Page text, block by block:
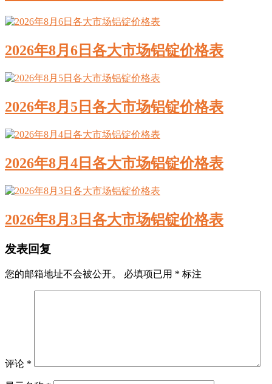
2026年8月6日各大市场铝锭价格表
2026年8月5日各大市场铝锭价格表
2026年8月4日各大市场铝锭价格表
2026年8月3日各大市场铝锭价格表
发表回复
您的邮箱地址不会被公开。 必填项已用 * 标注
评论 *